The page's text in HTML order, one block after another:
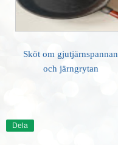
Sköt om gjutjärnspannan
och järngrytan
Dela